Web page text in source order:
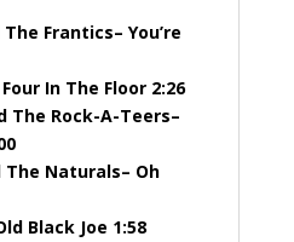
Frantics– You’re
In The Floor 2:26
The Rock-A-Teers–
The Naturals– Oh
Black Joe 1:58